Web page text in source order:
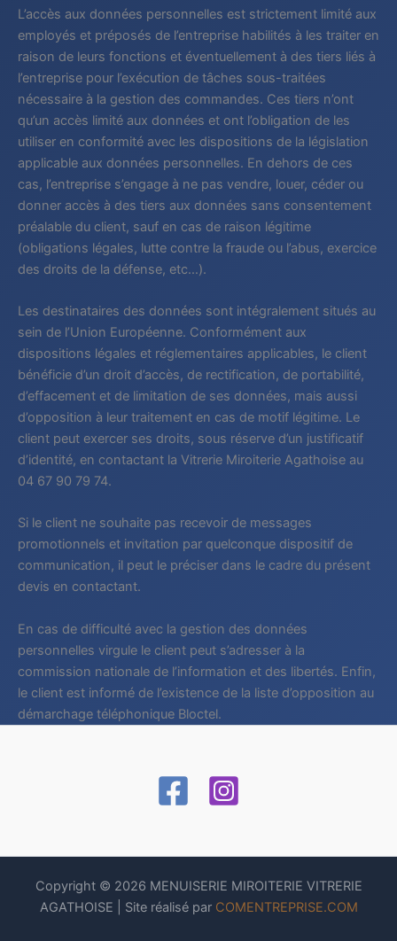
L’accès aux données personnelles est strictement limité aux
employés et préposés de l’entreprise habilités à les traiter en
raison de leurs fonctions et éventuellement à des tiers liés à
l’entreprise pour l’exécution de tâches sous-traitées
nécessaire à la gestion des commandes. Ces tiers n’ont
qu’un accès limité aux données et ont l’obligation de les
utiliser en conformité avec les dispositions de la législation
applicable aux données personnelles. En dehors de ces
cas, l’entreprise s’engage à ne pas vendre, louer, céder ou
donner accès à des tiers aux données sans consentement
préalable du client, sauf en cas de raison légitime
(obligations légales, lutte contre la fraude ou l’abus, exercice
des droits de la défense, etc…).
Les destinataires des données sont intégralement situés au
sein de l’Union Européenne. Conformément aux
dispositions légales et réglementaires applicables, le client
bénéficie d’un droit d’accès, de rectification, de portabilité,
d’effacement et de limitation de ses données, mais aussi
d’opposition à leur traitement en cas de motif légitime. Le
client peut exercer ses droits, sous réserve d’un justificatif
d’identité, en contactant la Vitrerie Miroiterie Agathoise au
04 67 90 79 74.
Si le client ne souhaite pas recevoir de messages
promotionnels et invitation par quelconque dispositif de
communication, il peut le préciser dans le cadre du présent
devis en contactant.
En cas de difficulté avec la gestion des données
personnelles virgule le client peut s’adresser à la
commission nationale de l’information et des libertés. Enfin,
le client est informé de l’existence de la liste d’opposition au
démarchage téléphonique Bloctel.
Copyright © 2026 MENUISERIE MIROITERIE VITRERIE
AGATHOISE | Site réalisé par COMENTREPRISE.COM